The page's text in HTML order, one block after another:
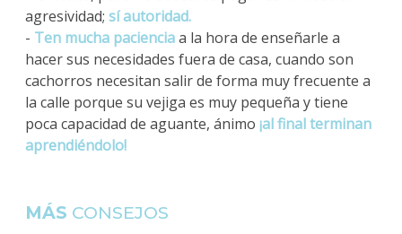
agresividad; sí autoridad.
- Ten mucha pacienciaa la hora de enseñarle a
hacer sus necesidades fuera de casa, cuando son
cachorros necesitan salir de forma muy frecuente a
la calle porque su vejiga es muy pequeña y tiene
poca capacidad de aguante, ánimo ¡al final terminan
aprendiéndolo!
MÁS CONSEJOS